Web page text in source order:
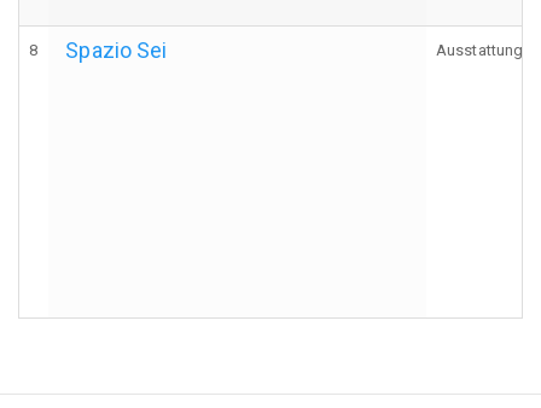
8 Spazio Sei Ausstattung